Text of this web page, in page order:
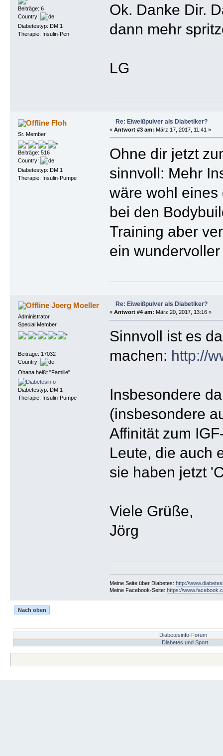
Beiträge: 6
Country:
Diabetestyp: DM 1
Therapie: Insulin-Pen
Ok. Danke Dir.
dann mehr
LG
Floh
Sr. Member
Beiträge: 516
Country:
Diabetestyp: DM 1
Therapie: Insulin-Pumpe
Re: Eiweißpulver als Diabetiker?
« Antwort #3 am: März 17, 2017, 11:41 »
Ohne dir jetzt
sinnvoll: Mehr
wäre wohl
bei den
Training aber
ein
Joerg Moeller
Administrator
Special Member
Beiträge: 17032
Country:
Ohana heißt "Familie"...
Diabetestyp: DM 1
Therapie: Insulin-Pumpe
Re: Eiweißpulver als Diabetiker?
« Antwort #4 am: März 20, 2017, 13:16 »
Sinnvoll ist es
machen: http://
Insbesondere
(insbesondere
Affinität zum
Leute, die auch
sie haben jetzt
Viele Grüße,
Jörg
Meine Seite über Diabetes: http://
Meine Facebook-Seite: https://
Nach oben
Diabetesinfo-Forum
Diabetes und Sport